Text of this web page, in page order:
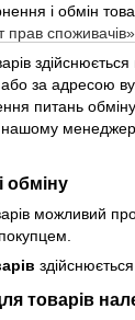
і обмін
прав споживачів»
за адресою
питань
нашому
обміну
можливий
товарів